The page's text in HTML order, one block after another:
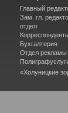
Главный
Зам. гл.
отдел
Бухгалтерия
Отдел рекламы
«Холуницкие